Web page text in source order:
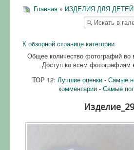
Главная » ИЗДЕЛИЯ ДЛЯ ДЕТЕЙ
К обзорной странице категории
Общее количество фотографий во
Доступ ко всем фотографиям
TOP 12: Лучшие оценки- Самые
комментарии- Самые
Изделие_29